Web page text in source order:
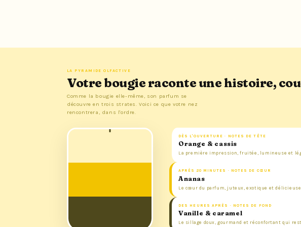
LA PYRAMIDE OLFACTIVE
Votre bougie raconte une histoire,
Comme la bougie elle-même, son parfum se
découvre en trois strates. Voici ce que votre nez
rencontrera, dans l'ordre.
DÈS L'OUVERTURE · NOTES DE TÊTE
Orange & cassis
La première impression, fruitée, lumineuse et
APRÈS 20 MINUTES · NOTES DE CŒUR
Ananas
Le cœur du parfum, juteux, exotique et
DES HEURES APRÈS · NOTES DE FOND
Vanille & caramel
Le sillage doux, gourmand et réconfortant qui